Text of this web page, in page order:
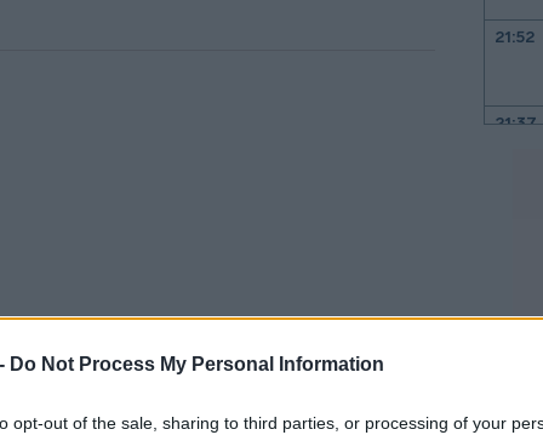
Do Not Process My Personal Information
opt-out of the sale, sharing to third parties, or processing of your
Φύλων: Πρόοδος και Προκλήσεις
21:52
21:37
20:41